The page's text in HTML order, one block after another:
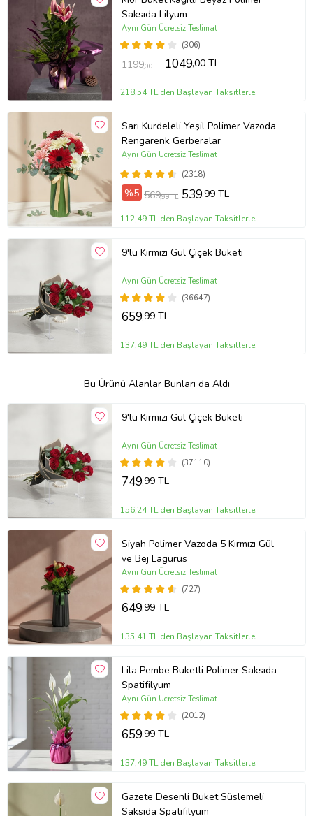
Saksıda Lilyum
(306)
Aynı Gün Ücretsiz Teslimat
1199,00 TL 1049,00 TL
218,54 TL'den Başlayan Taksitlerle
Sarı Kurdeleli Yeşil Polimer Vazoda
Rengarenk Gerberalar
(2318)
Aynı Gün Ücretsiz Teslimat
%5 569,99 TL 539,99 TL
112,49 TL'den Başlayan Taksitlerle
9'lu Kırmızı Gül Çiçek Buketi
(36647)
Aynı Gün Ücretsiz Teslimat
659,99 TL
137,49 TL'den Başlayan Taksitlerle
Bu Ürünü Alanlar Bunları da Aldı
9'lu Kırmızı Gül Çiçek Buketi
(37110)
Aynı Gün Ücretsiz Teslimat
749,99 TL
156,24 TL'den Başlayan Taksitlerle
Siyah Polimer Vazoda 5 Kırmızı Gül
ve Bej Lagurus
(727)
Aynı Gün Ücretsiz Teslimat
649,99 TL
135,41 TL'den Başlayan Taksitlerle
Lila Pembe Buketli Polimer Saksıda
Spatifilyum
(2012)
Aynı Gün Ücretsiz Teslimat
659,99 TL
137,49 TL'den Başlayan Taksitlerle
Gazete Desenli Buket Süslemeli
Saksıda Spatifilyum